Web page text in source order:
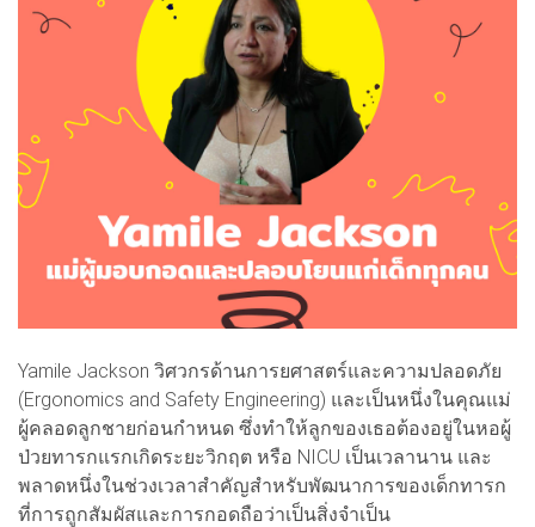
Yamile Jackson วิศวกรด้านการยศาสตร์และความปลอดภัย
(Ergonomics and Safety Engineering) และเป็นหนึ่งในคุณแม่
ผู้คลอดลูกชายก่อนกำหนด ซึ่งทำให้ลูกของเธอต้องอยู่ในหอผู้
ป่วยทารกแรกเกิดระยะวิกฤต หรือ NICU เป็นเวลานาน และ
พลาดหนึ่งในช่วงเวลาสำคัญสำหรับพัฒนาการของเด็กทารก
ที่การถูกสัมผัสและการกอดถือว่าเป็นสิ่งจำเป็น